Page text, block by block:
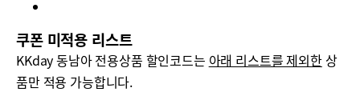
쿠폰 미적용 리스트
KKday 동남아 전용상품 할인코드는 아래 리스트를 제외한상
품만 적용 가능합니다.